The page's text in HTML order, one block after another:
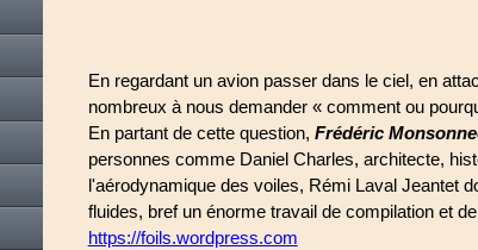
En regardant un avion passer dans le ciel, en
nombreux à nous demander « comment ou
En partant de cette question, Frédéric
personnes comme Daniel Charles, architecte,
l'aérodynamique des voiles, Rémi Laval Jeantet
fluides, bref un énorme travail de compilation et
https://foils.wordpress.com